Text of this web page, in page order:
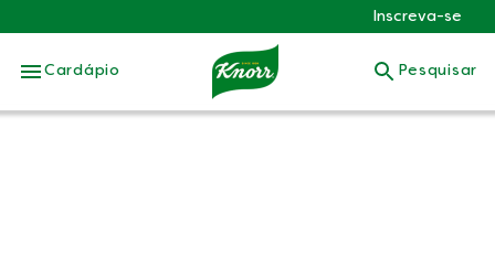
Skip to:
Inscreva-se
Cardápio Pesquisar